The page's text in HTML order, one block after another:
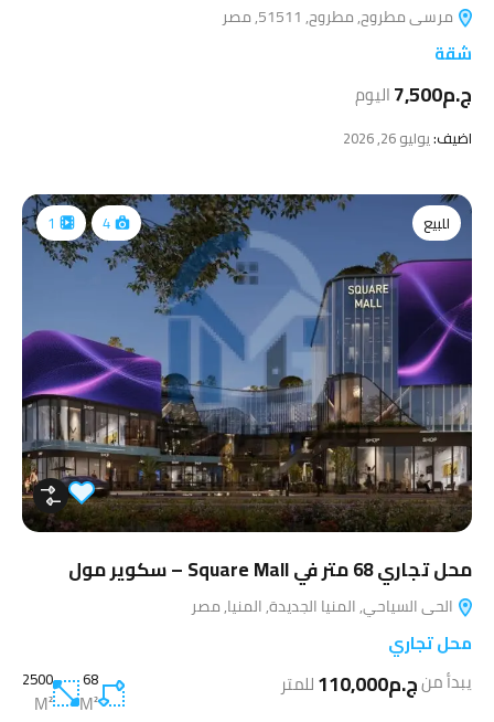
مرسى مطروح, مطروح, 51511, مصر
شقة
ج.م7,500 اليوم
اضيف:يوليو 26, 2026
للبيع 4
1
محل تجاري 68 متر في Square Mall – سكوير مول
الحى السياحي, المنيا الجديدة, المنيا, مصر
محل تجاري
يبدأ منج.م110,000 للمتر 68
M²
2500
M²